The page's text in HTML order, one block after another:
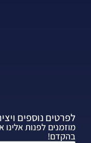
לפרטים נוספים
מוזמנים לפנות אלינו
בהקדם!